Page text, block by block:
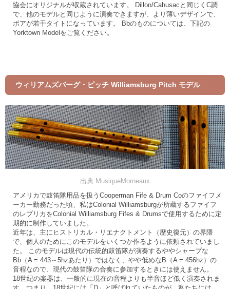
協会にオリジナルが収蔵されています。 Dillon/Cahusacと同じくC調
で、他のモデルと同じように演奏できますが、より薄いデザインで、
ボアが若干タイトになっています。 Bbのものについては、下記の
Yorktown Modelをご覧ください。
ウィリアムズバーグ・ピッチ Williamsburg Pitch モデル
出典 MusiqueMorneaux
アメリカで鼓笛隊用品を扱うCooperman Fife & Drum Coのファイフメ
ーカー勤務だった頃、私はColonial Williamsburgが所蔵するファイフ
のレプリカをColonial Williamsburg Fifes & Drumsで使用するために定
期的に制作していました。
近年は、主にヒストリカル・リエナクトメント（歴史復元）の界隈
で、個人のためにこのモデルをいくつか作るように依頼されていまし
た。 このモデルは現代の伝統的鼓笛隊が演奏するややシャープな
Bb（A = 443～5hzあたり）ではなく、やや低めなB（A = 456hz）の
音程なので、現代の鼓笛隊の合奏に参加するときには使えません。
18世紀の楽器は、一般的に現在の音程よりも半音ほど低く演奏されま